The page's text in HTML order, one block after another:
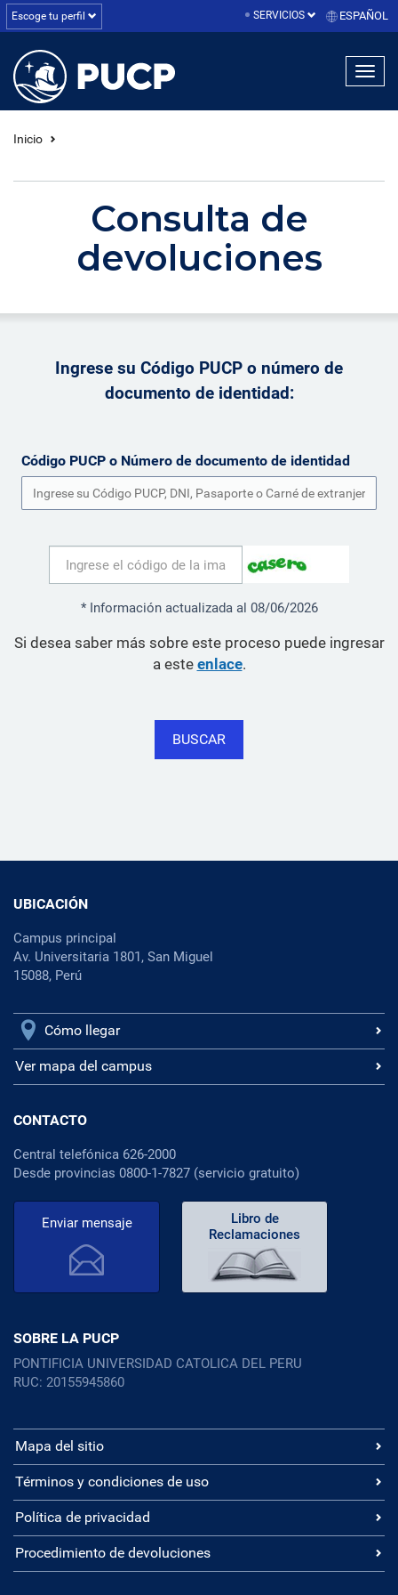
Escoge tu perfil SERVICIOS ESPAÑOL
Inicio
Consulta de
devoluciones
Ingrese su Código PUCP o número de
documento de identidad:
Código PUCP o Número de documento de identidad
* Información actualizada al 08/06/2026
Si desea saber más sobre este proceso puede ingresar
a este enlace.
UBICACIÓN
Campus principal
Av. Universitaria 1801, San Miguel
15088, Perú
Cómo llegar
Ver mapa del campus
CONTACTO
Central telefónica 626-2000
Desde provincias 0800-1-7827 (servicio gratuito)
Enviar mensaje
Libro de
Reclamaciones
SOBRE LA PUCP
PONTIFICIA UNIVERSIDAD CATOLICA DEL PERU
RUC: 20155945860
Mapa del sitio
Términos y condiciones de uso
Política de privacidad
Procedimiento de devoluciones